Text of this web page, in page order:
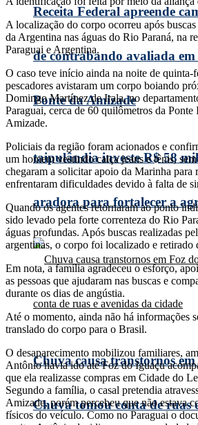
Receita Federal apreende
de contrabando avaliada
Ponte da Amizade
taipulândia investe R$ 58
aradora para fortalecer a
Chuva causa transtornos
Chuva tomou conta de ruas
A localização do corpo ocorreu após
da Argentina nas águas do Rio Paraná, na
Paraguai e Argentina.
O caso teve início ainda na noite de quinta-
pescadores avistaram um corpo boiando
Domingo Martínez de Irala, no
Paraguai, cerca de 60 quilômetros da Ponte
Amizade.
Policiais da região foram acionados e
um homem vestindo calça jeans e tênis,
chegaram a solicitar apoio da Marinha para
enfrentaram dificuldades devido à falta de
Quando os agentes retornaram ao ponto
sido levado pela forte correnteza do Rio
águas profundas. Após buscas realizadas
argentinas, o corpo foi localizado e retirado
Em nota, a família agradeceu o esforço,
as pessoas que ajudaram nas buscas e
durante os dias de angústia.
Até o momento, ainda não há informações
translado do corpo para o Brasil.
O desaparecimento mobilizou familiares,
Antônio havia ido até Foz do Iguaçu
que ela realizasse compras em Cidade do
Segundo a família, o casal pretendia
Amizade, porém percebeu que não estava
físicos do veículo. Como no Paraguai o